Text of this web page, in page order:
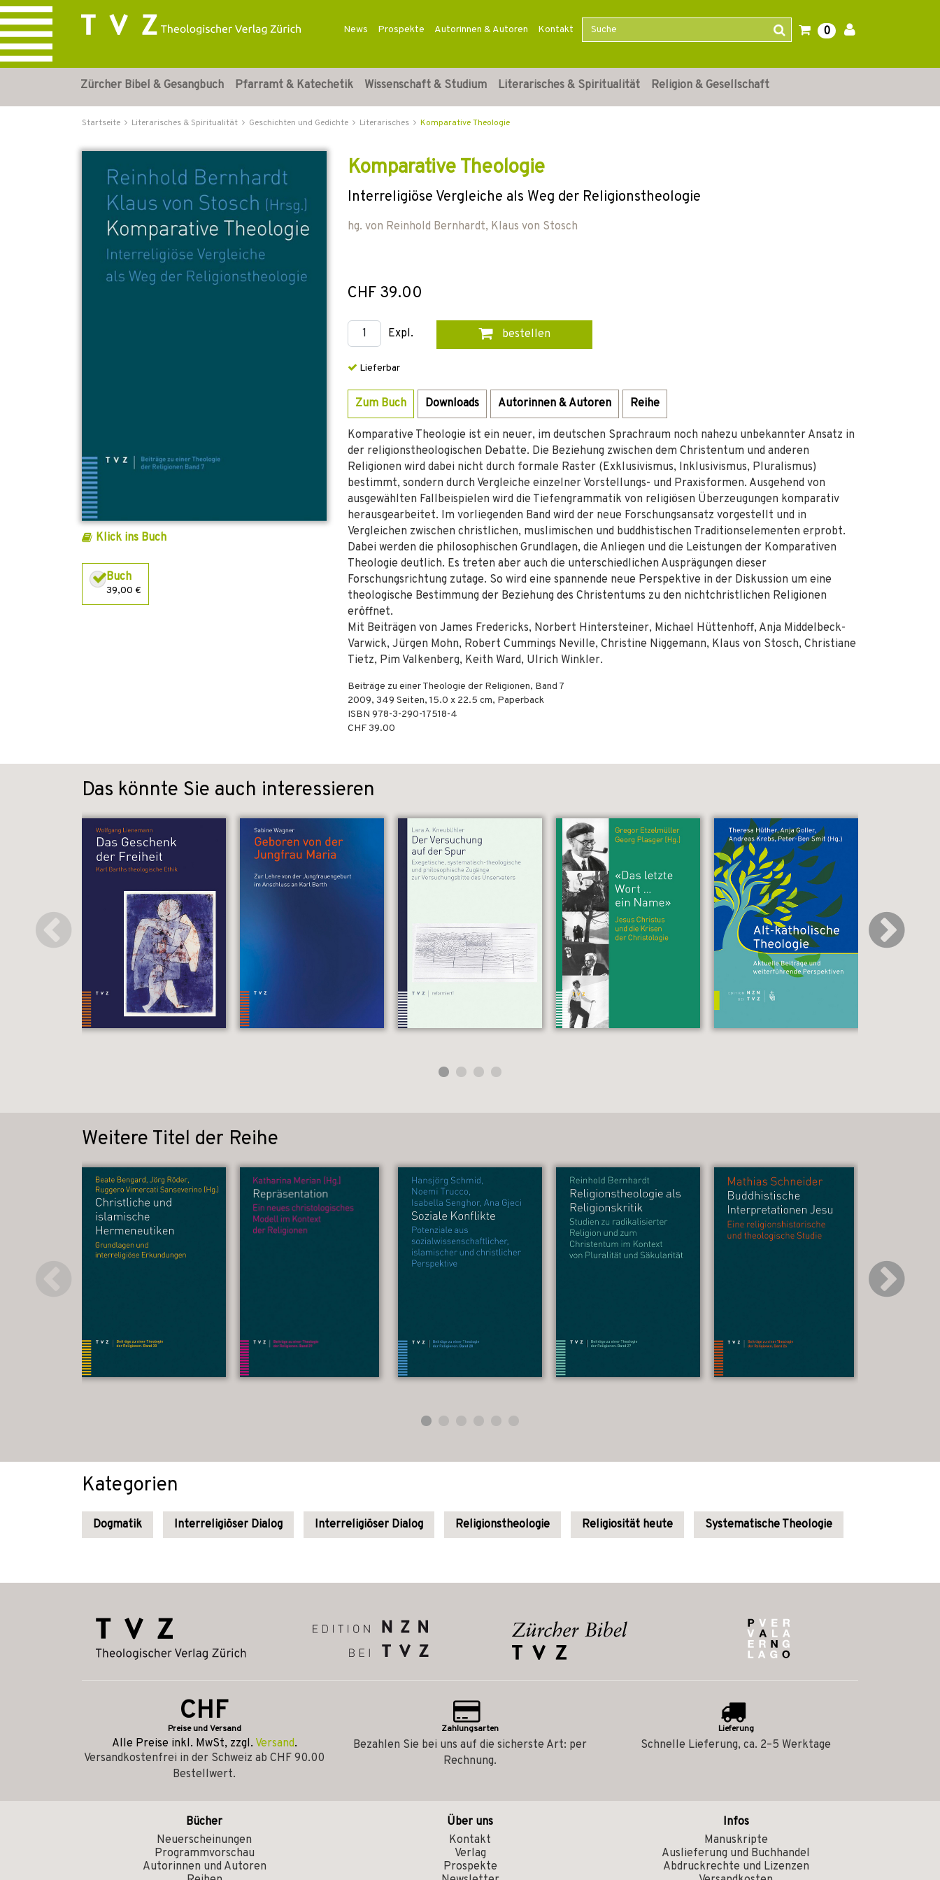
News Prospekte Autorinnen & Autoren Kontakt 0
Zürcher Bibel & Gesangbuch Pfarramt & Katechetik Wissenschaft & Studium Literarisches & Spiritualität Religion & Gesellschaft
Startseite Literarisches & Spiritualität Geschichten und Gedichte Literarisches Komparative Theologie
Klick ins Buch
Buch
39,00 €
Komparative Theologie
Interreligiöse Vergleiche als Weg der Religionstheologie
hg. von Reinhold Bernhardt, Klaus von Stosch
CHF 39.00
Expl. bestellen
Lieferbar
Zum Buch Downloads Autorinnen & Autoren Reihe
Komparative Theologie ist ein neuer, im deutschen Sprachraum noch nahezu unbekannter Ansatz in
der religionstheologischen Debatte. Die Beziehung zwischen dem Christentum und anderen
Religionen wird dabei nicht durch formale Raster (Exklusivismus, Inklusivismus, Pluralismus)
bestimmt, sondern durch Vergleiche einzelner Vorstellungs- und Praxisformen. Ausgehend von
ausgewählten Fallbeispielen wird die Tiefengrammatik von religiösen Überzeugungen komparativ
herausgearbeitet. Im vorliegenden Band wird der neue Forschungsansatz vorgestellt und in
Vergleichen zwischen christlichen, muslimischen und buddhistischen Traditionselementen erprobt.
Dabei werden die philosophischen Grundlagen, die Anliegen und die Leistungen der Komparativen
Theologie deutlich. Es treten aber auch die unterschiedlichen Ausprägungen dieser
Forschungsrichtung zutage. So wird eine spannende neue Perspektive in der Diskussion um eine
theologische Bestimmung der Beziehung des Christentums zu den nichtchristlichen Religionen
eröffnet.
Mit Beiträgen von James Fredericks, Norbert Hintersteiner, Michael Hüttenhoff, Anja Middelbeck-
Varwick, Jürgen Mohn, Robert Cummings Neville, Christine Niggemann, Klaus von Stosch, Christiane
Tietz, Pim Valkenberg, Keith Ward, Ulrich Winkler.
Beiträge zu einer Theologie der Religionen, Band 7
2009, 349 Seiten, 15.0 x 22.5 cm, Paperback
ISBN 978-3-290-17518-4
CHF 39.00
Das könnte Sie auch interessieren
Weitere Titel der Reihe
Kategorien
Dogmatik Interreligiöser Dialog Interreligiöser Dialog Religionstheologie Religiosität heute Systematische Theologie
CHF
Preise und Versand
Alle Preise inkl. MwSt, zzgl. Versand.
Versandkostenfrei in der Schweiz ab CHF 90.00
Bestellwert.
Zahlungsarten
Bezahlen Sie bei uns auf die sicherste Art: per
Rechnung.
Lieferung
Schnelle Lieferung, ca. 2–5 Werktage
Bücher
Neuerscheinungen
Programmvorschau
Autorinnen und Autoren
Über uns
Kontakt
Verlag
Prospekte
Infos
Manuskripte
Auslieferung und Buchhandel
Abdruckrechte und Lizenzen